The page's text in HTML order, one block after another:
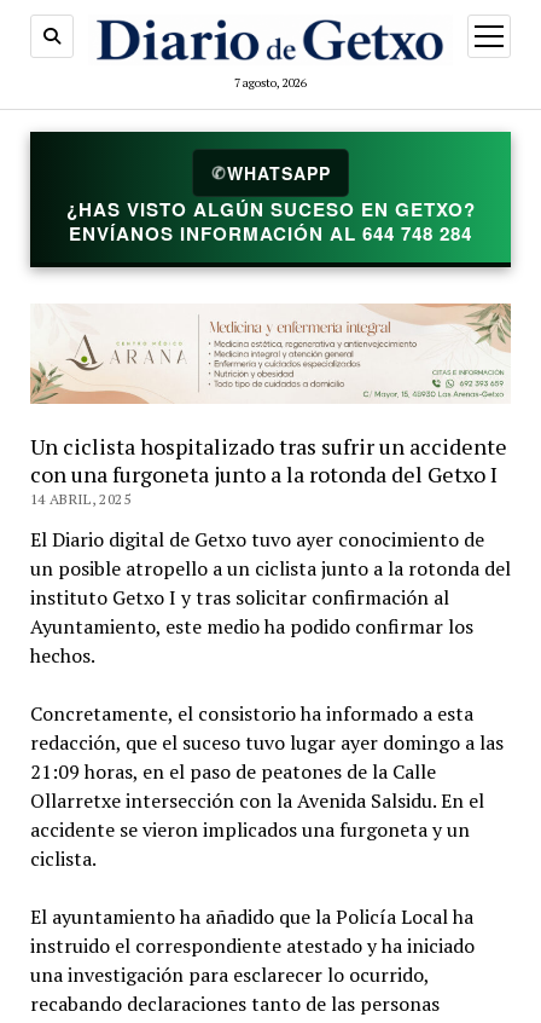
7 agosto, 2026
abrir
menú
✆WHATSAPP
¿HAS VISTO ALGÚN SUCESO EN GETXO?
ENVÍANOS INFORMACIÓN AL 644 748 284
Un ciclista hospitalizado tras sufrir un accidente
con una furgoneta junto a la rotonda del Getxo I
14 ABRIL, 2025
El Diario digital de Getxo tuvo ayer conocimiento de
un posible atropello a un ciclista junto a la rotonda del
instituto Getxo I y tras solicitar confirmación al
Ayuntamiento, este medio ha podido confirmar los
hechos.
Concretamente, el consistorio ha informado a esta
redacción, que el suceso tuvo lugar ayer domingo a las
21:09 horas, en el paso de peatones de la Calle
Ollarretxe intersección con la Avenida Salsidu. En el
accidente se vieron implicados una furgoneta y un
ciclista.
El ayuntamiento ha añadido que la Policía Local ha
instruido el correspondiente atestado y ha iniciado
una investigación para esclarecer lo ocurrido,
recabando declaraciones tanto de las personas